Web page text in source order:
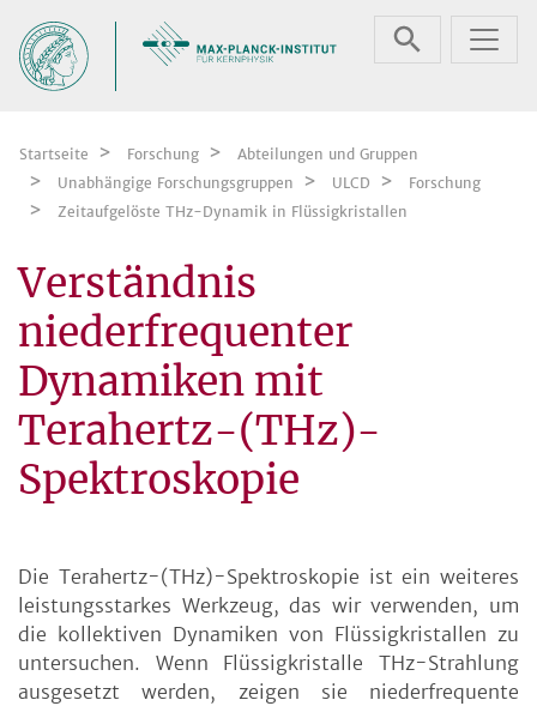
Startseite Forschung
Abteilungen und Gruppen
Unabhängige Forschungsgruppen
ULCD
Forschung
Zeitaufgelöste THz-Dynamik in Flüssigkristallen
Verständnis
niederfrequenter
Dynamiken mit
Terahertz-(THz)-
Spektroskopie
Die Terahertz-(THz)-Spektroskopie ist ein weiteres
leistungsstarkes Werkzeug, das wir verwenden, um
die kollektiven Dynamiken von Flüssigkristallen zu
untersuchen. Wenn Flüssigkristalle THz-Strahlung
ausgesetzt werden, zeigen sie niederfrequente